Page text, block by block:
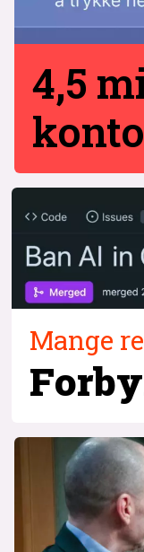
4,5
Mange